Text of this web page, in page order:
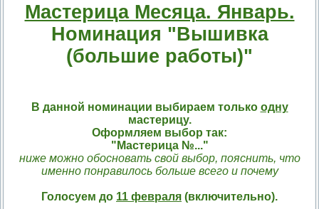
Мастерица Месяца. Январь.
Номинация "Вышивка
(большие работы)"
В данной номинации выбираем только одну
мастерицу.
Оформляем выбор так:
"Мастерица №..."
ниже можно обосновать свой выбор, пояснить, что
именно понравилось больше всего и почему
Голосуем до 11 февраля (включительно).